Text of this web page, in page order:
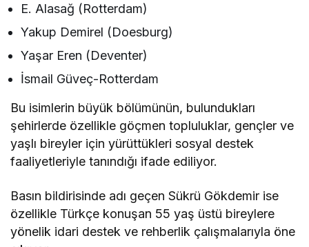
E. Alasağ (Rotterdam)
Yakup Demirel (Doesburg)
Yaşar Eren (Deventer)
İsmail Güveç-Rotterdam
Bu isimlerin büyük bölümünün, bulundukları
şehirlerde özellikle göçmen topluluklar, gençler ve
yaşlı bireyler için yürüttükleri sosyal destek
faaliyetleriyle tanındığı ifade ediliyor.
Basın bildirisinde adı geçen Sükrü Gökdemir ise
özellikle Türkçe konuşan 55 yaş üstü bireylere
yönelik idari destek ve rehberlik çalışmalarıyla öne